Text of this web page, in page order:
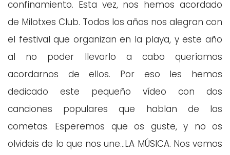
confinamiento. Esta vez, nos hemos acordado
de Milotxes Club. Todos los años nos alegran con
el festival que organizan en la playa, y este año
al no poder llevarlo a cabo queríamos
acordarnos de ellos. Por eso les hemos
dedicado este pequeño vídeo con dos
canciones populares que hablan de las
cometas. Esperemos que os guste, y no os
olvideis de lo que nos une...LA MÚSICA. Nos vemos